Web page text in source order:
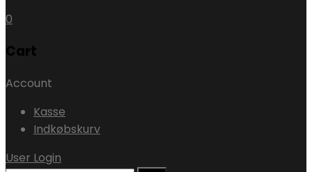
0
Cart
Account
Kasse
Indkøbskurv
User Login